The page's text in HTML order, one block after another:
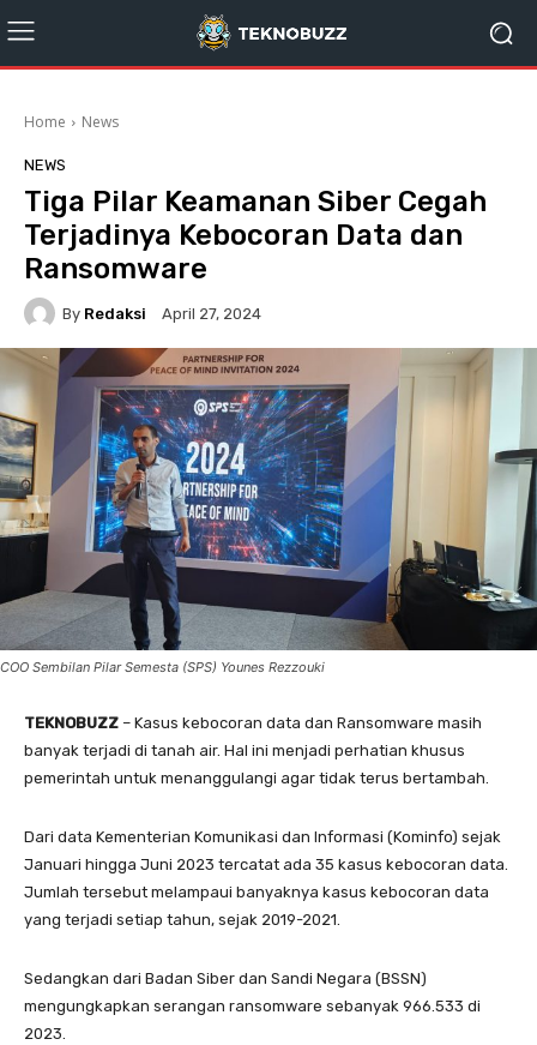
Home News
NEWS
Tiga Pilar Keamanan Siber Cegah
Terjadinya Kebocoran Data dan
Ransomware
By Redaksi April 27, 2024
COO Sembilan Pilar Semesta (SPS) Younes Rezzouki
TEKNOBUZZ – Kasus kebocoran data dan Ransomware masih
banyak terjadi di tanah air. Hal ini menjadi perhatian khusus
pemerintah untuk menanggulangi agar tidak terus bertambah.
Dari data Kementerian Komunikasi dan Informasi (Kominfo) sejak
Januari hingga Juni 2023 tercatat ada 35 kasus kebocoran data.
Jumlah tersebut melampaui banyaknya kasus kebocoran data
yang terjadi setiap tahun, sejak 2019-2021.
Sedangkan dari Badan Siber dan Sandi Negara (BSSN)
mengungkapkan serangan ransomware sebanyak 966.533 di
2023.